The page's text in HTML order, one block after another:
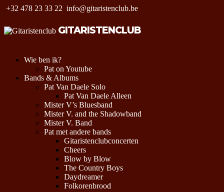
+32 478 23 33 22 info@gitaristenclub.be
GITARISTENCLUB
Wie ben ik?
Pat on Youtube
Bands & Albums
Pat Van Daele Solo
Pat Van Daele Alleen
Mister V’s Bluesband
Mister V. and the Shadowband
Mister V. Band
Pat met andere bands
Gitaristenclubconcerten
Cheers
Blow by Blow
The Country Boys
Daydreamer
Folkorenbrood